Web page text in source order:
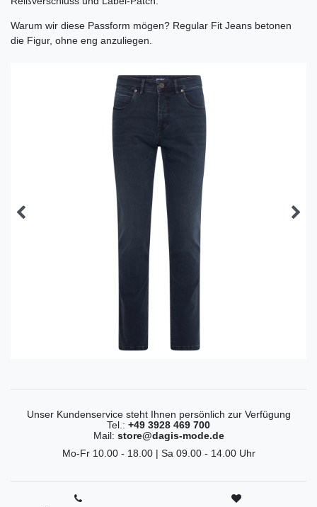
Warum wir diese Passform mögen? Regular Fit Jeans betonen
die Figur, ohne eng anzuliegen.
Unser Kundenservice steht Ihnen persönlich zur Verfügung
Tel.: +49 3928 469 700
Mail: store@dagis-mode.de
Mo-Fr 10.00 - 18.00 | Sa 09.00 - 14.00 Uhr